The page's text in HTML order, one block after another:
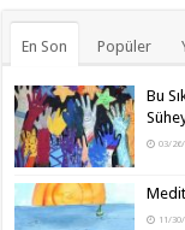
En Son Popüler
Bu
03/
11/